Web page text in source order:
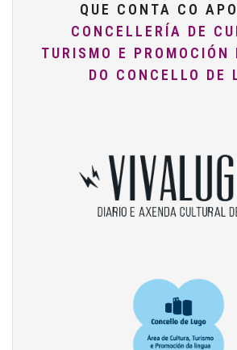
QUE CONTA CO
CONCELLERÍA DE
TURISMO E PROMOCIÓN
DO CONCELLO DE